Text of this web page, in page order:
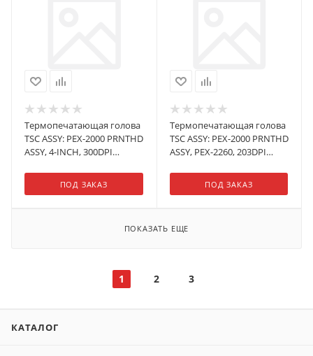
Термопечатающая голова
TSC ASSY: PEX-2000 PRNTHD
ASSY, 4-INCH, 300DPI
ПОД ЗАКАЗ
Термопечатающая голова
TSC ASSY: PEX-2000 PRNTHD
ASSY, PEX-2260, 203DPI
ПОД ЗАКАЗ
ПОКАЗАТЬ ЕЩЕ
1 2 3
КАТАЛОГ